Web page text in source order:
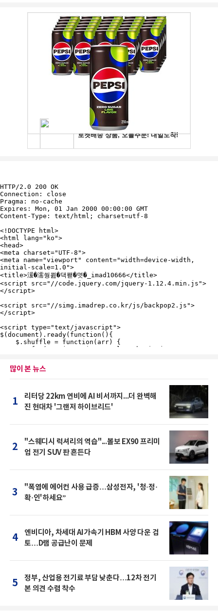
많이 본 뉴스
1
리터당 22km 연비에 AI 비서까지...더 완벽해
진 현대차 '그랜저 하이브리드'
2
"스웨디시 럭셔리의 역습"...볼보 EX90 프리미
엄 전기 SUV 판 흔든다
3
"폭염에 에어컨 사용 급증…삼성전자, '청·정·
확·인'하세요”
4
엔비디아, 차세대 AI가속기 HBM 사양 다운 검
토…D램 공급난이 문제
5
정부, 산업용 전기료 부담 낮춘다…12차 전기
본 의견 수렴 착수